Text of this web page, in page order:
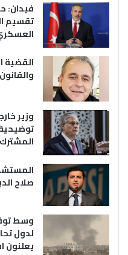
فيدان:
تقسيم
القضية
والقانون
وزير
صلاح
وسط
لدول